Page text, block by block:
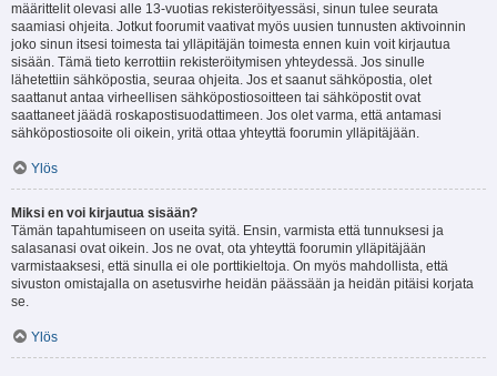
määrittelit olevasi alle 13-vuotias rekisteröityessäsi, sinun tulee seurata
saamiasi ohjeita. Jotkut foorumit vaativat myös uusien tunnusten aktivoinnin
joko sinun itsesi toimesta tai ylläpitäjän toimesta ennen kuin voit kirjautua
sisään. Tämä tieto kerrottiin rekisteröitymisen yhteydessä. Jos sinulle
lähetettiin sähköpostia, seuraa ohjeita. Jos et saanut sähköpostia, olet
saattanut antaa virheellisen sähköpostiosoitteen tai sähköpostit ovat
saattaneet jäädä roskapostisuodattimeen. Jos olet varma, että antamasi
sähköpostiosoite oli oikein, yritä ottaa yhteyttä foorumin ylläpitäjään.
Ylös
Miksi en voi kirjautua sisään?
Tämän tapahtumiseen on useita syitä. Ensin, varmista että tunnuksesi ja
salasanasi ovat oikein. Jos ne ovat, ota yhteyttä foorumin ylläpitäjään
varmistaaksesi, että sinulla ei ole porttikieltoja. On myös mahdollista, että
sivuston omistajalla on asetusvirhe heidän päässään ja heidän pitäisi korjata
se.
Ylös